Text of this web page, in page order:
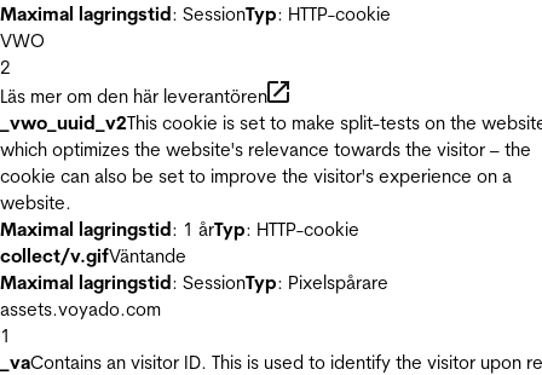
Maximal lagringstid: SessionTyp: HTTP-cookie
VWO
2
Läs mer om den här leverantören
_vwo_uuid_v2This cookie is set to make split-tests on the
which optimizes the website's relevance towards the visitor – the
cookie can also be set to improve the visitor's experience on a
website.
Maximal lagringstid: 1 årTyp: HTTP-cookie
collect/v.gifVäntande
Maximal lagringstid: SessionTyp: Pixelspårare
assets.voyado.com
1
_vaContains an visitor ID. This is used to identify the visitor upon